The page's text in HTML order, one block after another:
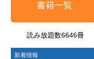
書籍一覧
読み放題数6646冊
新着情報